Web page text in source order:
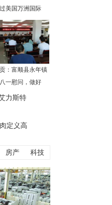
美国万洲国际
：富顺县永年镇
一慰问，做好
力斯特
定义高
房产 科技